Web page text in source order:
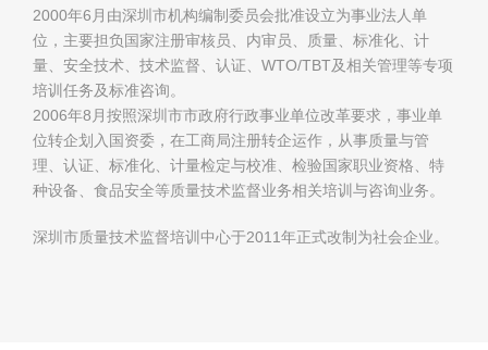
2000年6月由深圳市机构编制委员会批准设立为事业法人单
位，主要担负国家注册审核员、内审员、质量、标准化、计
量、安全技术、技术监督、认证、WTO/TBT及相关管理等专项
培训任务及标准咨询。
2006年8月按照深圳市市政府行政事业单位改革要求，事业单
位转企划入国资委，在工商局注册转企运作，从事质量与管
理、认证、标准化、计量检定与校准、检验国家职业资格、特
种设备、食品安全等质量技术监督业务相关培训与咨询业务。
深圳市质量技术监督培训中心于2011年正式改制为社会企业。